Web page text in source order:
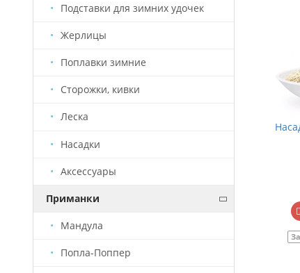
Подставки для зимних удочек
Жерлицы
Поплавки зимние
Сторожки, кивки
Леска
Насадки
Аксессуары
Приманки
Мандула
Попла-Поппер